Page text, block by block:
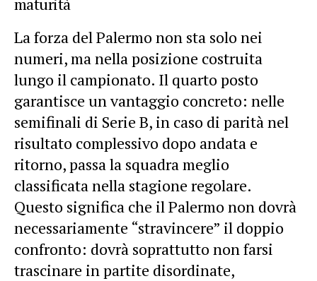
La forza del Palermo non sta solo nei
numeri, ma nella posizione costruita
lungo il campionato. Il quarto posto
garantisce un vantaggio concreto: nelle
semifinali di Serie B, in caso di parità nel
risultato complessivo dopo andata e
ritorno, passa la squadra meglio
classificata nella stagione regolare.
Questo significa che il Palermo non dovrà
necessariamente “stravincere” il doppio
confronto: dovrà soprattutto non farsi
trascinare in partite disordinate,